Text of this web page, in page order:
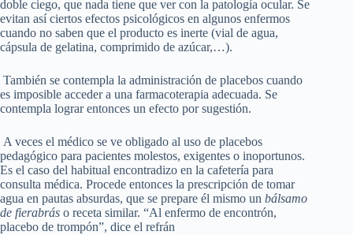
doble ciego, que nada tiene que ver con la patología ocular. Se
evitan así ciertos efectos psicológicos en algunos enfermos
cuando no saben que el producto es inerte (vial de agua,
cápsula de gelatina, comprimido de azúcar,…).
También se contempla la administración de placebos cuando
es imposible acceder a una farmacoterapia adecuada. Se
contempla lograr entonces un efecto por sugestión.
A veces el médico se ve obligado al uso de placebos
pedagógico para pacientes molestos, exigentes o inoportunos.
Es el caso del habitual encontradizo en la cafetería para
consulta médica. Procede entonces la prescripción de tomar
agua en pautas absurdas, que se prepare él mismo un bálsamo
de fierabrás o receta similar. “Al enfermo de encontrón,
placebo de trompón”, dice el refrán